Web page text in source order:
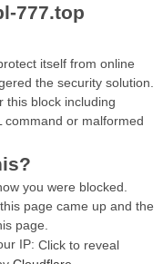
777.top
itself from online
the security solution.
this block including
command or malformed
you were blocked.
page came up and the
page.
IP: Click to reveal